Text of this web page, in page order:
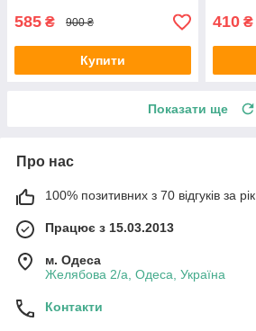
585 ₴ 900 ₴
Купити
410 ₴
Показати ще
Про нас
100% позитивних з 70 відгуків за рік
Працює з 15.03.2013
м. Одеса
Желябова 2/а, Одеса, Україна
Контакти